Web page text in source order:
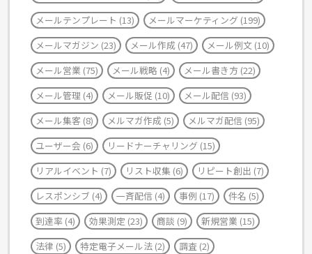
メールテンプレート (13) メールマーケティング (199)
メールマガジン (23) メール作成 (47) メール例文 (10)
メール営業 (75) メール戦略 (4) メール書き方 (22)
メール管理 (4) メール販促 (10) メール配信 (93)
メール集客 (8) メルマガ作成 (5) メルマガ配信 (95)
ユーザー会 (6) リードナーチャリング (15)
リアルイベント (7) リスト収集 (6) リピート創出 (7)
レスポンシブ (4) 一斉配信 (4) 事例 (17) 件名 (5)
到達率 (4) 効果測定 (23) 商談 (9) 新規営業 (15)
法律 (5) 特定電子メール法 (2) 調査 (2)